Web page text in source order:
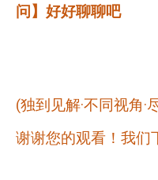
问】好好聊聊吧
(独到见解·不同视角·
谢谢您的观看！我们